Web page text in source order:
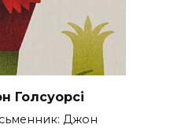
Голсуорсі
Джон